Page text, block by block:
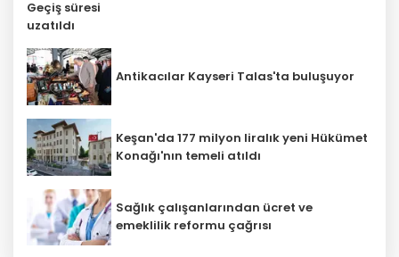
Antikacılar Kayseri Talas'ta buluşuyor
Keşan'da 177 milyon liralık yeni Hükümet
Konağı'nın temeli atıldı
Sağlık çalışanlarından ücret ve
emeklilik reformu çağrısı